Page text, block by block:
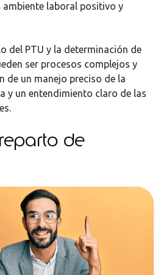
ambiente laboral positivo y
del PTU y la determinación de
ser procesos complejos y
de un manejo preciso de la
y un entendimiento claro de las
de